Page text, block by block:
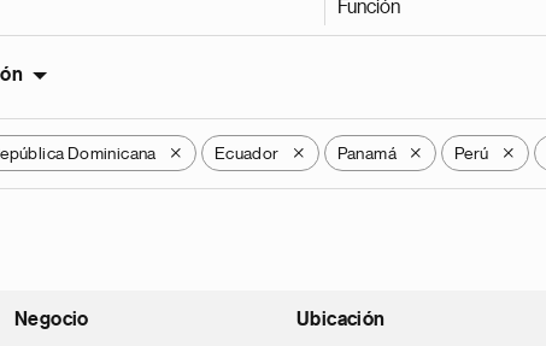
Función
Dominicana X Ecuador X Panamá X Perú X
ascendente
Negocio Ubicación